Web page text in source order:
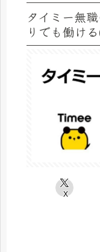
タイミー無
りでも働け
X